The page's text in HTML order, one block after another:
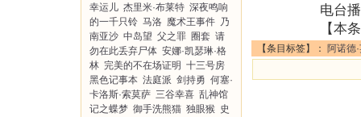
幸运儿 杰里米·布莱特 深夜鸣响
的一千只铃 马洛 魔术王事件 乃
南亚沙 中岛望 父之罪 圈套 请
勿在此丢弃尸体 安娜·凯瑟琳·格
林 完美的不在场证明 十三号房
黑色记事本 法庭派 剑持勇 何塞·
卡洛斯·索莫萨 三谷幸喜 乱神馆
记之蝶梦 御手洗熊猫 独眼猴 史
电台
【本
【条目标签】： 阿诺德